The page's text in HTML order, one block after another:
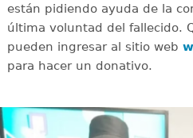
están pidiendo ayuda de la
última voluntad del fallecido.
pueden ingresar al sitio web
para hacer un donativo.